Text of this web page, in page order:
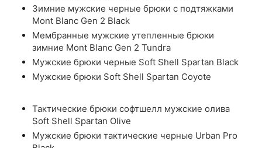
Зимние мужские черные брюки с подтяжками
Mont Blanc Gen 2 Black
Мембранные мужские утепленные брюки
зимние Mont Blanc Gen 2 Tundra
Мужские брюки черные Soft Shell Spartan Black
Мужские брюки Soft Shell Spartan Coyote
Тактические брюки софтшелл мужские олива
Soft Shell Spartan Olive
Мужские брюки тактические черные Urban Pro